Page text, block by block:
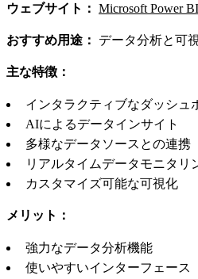
ウェブサイト： Microsoft Power BI
おすすめ用途： データ分析と可視
主な特徴：
インタラクティブなダッシュ
AIによるデータインサイト
多様なデータソースとの連携
リアルタイムデータモニタリ
カスタマイズ可能な可視化
メリット：
強力なデータ分析機能
使いやすいインターフェース